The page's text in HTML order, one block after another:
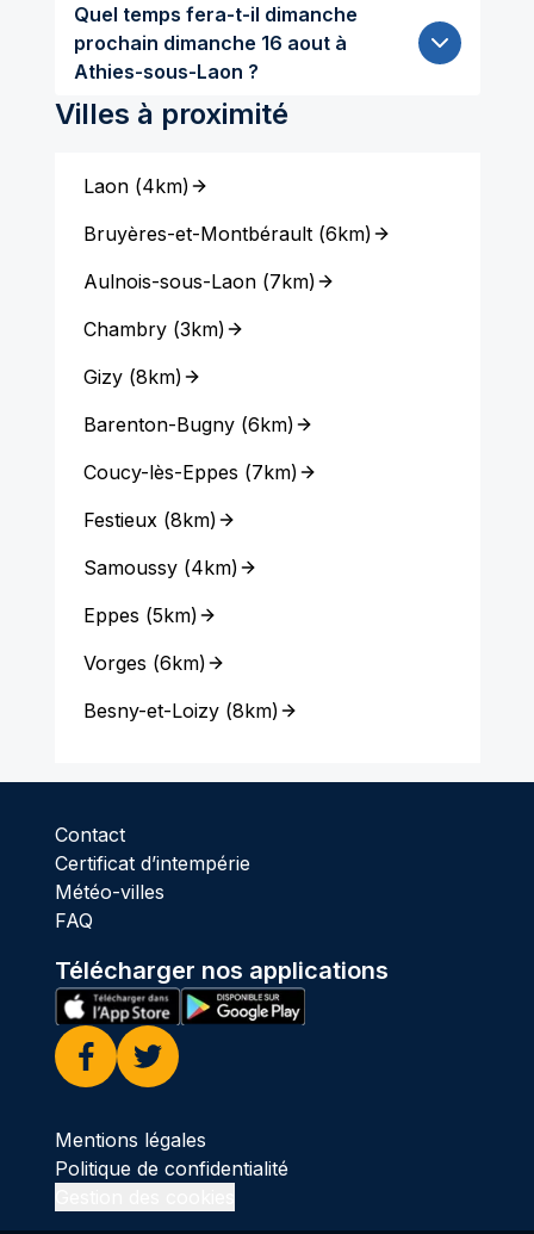
Quel temps fera-t-il dimanche
prochain dimanche 16 aout à
Athies-sous-Laon ?
Villes à proximité
Laon(4km)
Bruyères-et-Montbérault(6km)
Aulnois-sous-Laon(7km)
Chambry(3km)
Gizy(8km)
Barenton-Bugny(6km)
Coucy-lès-Eppes (7km)
Festieux(8km)
Samoussy(4km)
Eppes (5km)
Vorges (6km)
Besny-et-Loizy(8km)
Contact
Certificat d’intempérie
Météo-villes
FAQ
Télécharger nos applications
Facebook
Twitter
Mentions légales
Politique de confidentialité